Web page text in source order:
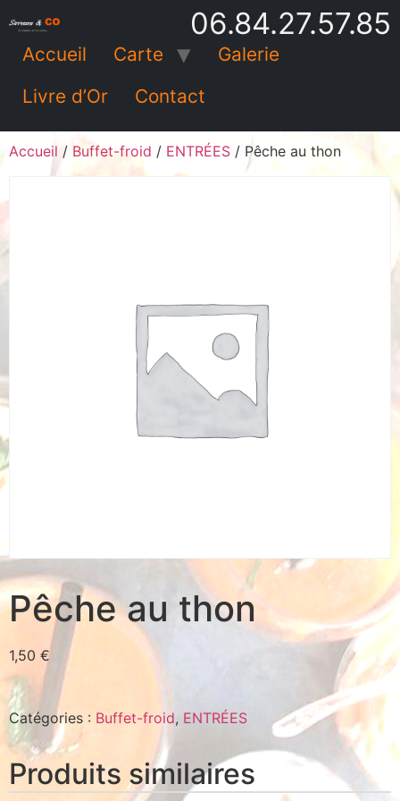
06.84.27.57.85
Accueil Carte
Galerie
Livre d’Or
Contact
Accueil / Buffet-froid / ENTRÉES / Pêche au thon
Pêche au thon
1,50 €
Catégories : Buffet-froid, ENTRÉES
Produits similaires